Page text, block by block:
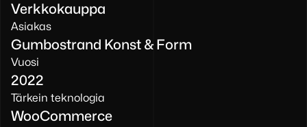
Verkkokauppa
Asiakas
Gumbostrand Konst & Form
Vuosi
2022
Tärkein teknologia
WooCommerce